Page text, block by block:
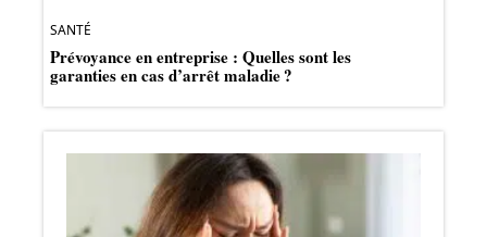
SANTÉ
Prévoyance en entreprise : Quelles sont les
garanties en cas d’arrêt maladie ?